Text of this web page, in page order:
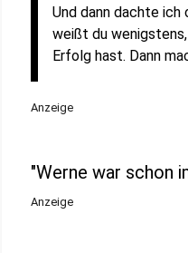
Und dann dachte ich
weißt du
Erfolg hast. Dann
Anzeige
"Werne war schon
Anzeige